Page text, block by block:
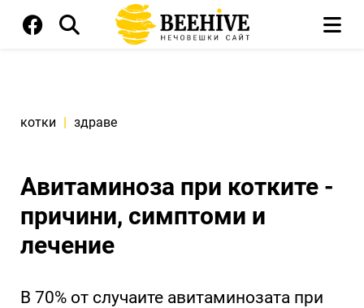
котки | здраве
Авитаминоза при котките -
причини, симптоми и
лечение
В 70% от случаите авитаминозата при